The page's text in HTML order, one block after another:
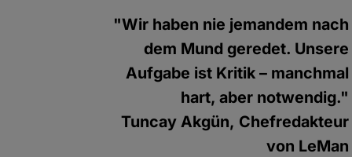
"Wir haben nie jemandem nach
dem Mund geredet. Unsere
Aufgabe ist Kritik – manchmal
hart, aber notwendig."
Tuncay Akgün, Chefredakteur
von LeMan